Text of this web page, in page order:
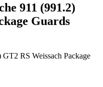
911 (991.2)
Guards
RS Weissach Package